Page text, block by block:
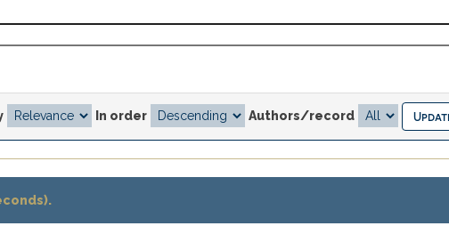
In order Authors/record